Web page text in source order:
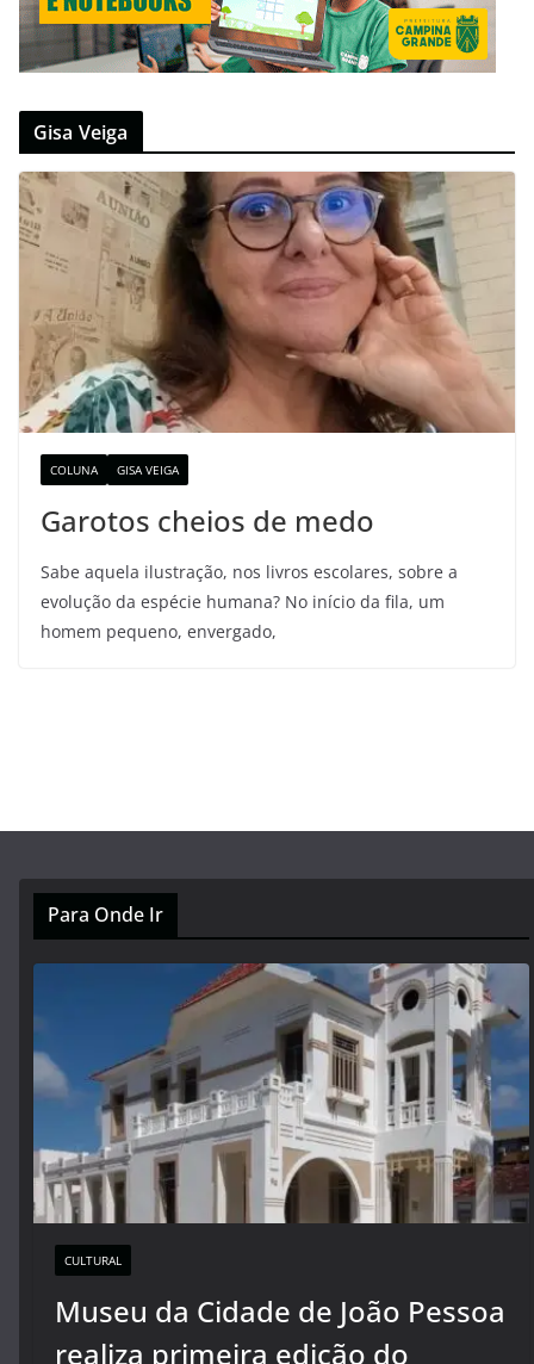
Gisa Veiga
COLUNA GISA VEIGA
Garotos cheios de medo
Sabe aquela ilustração, nos livros escolares, sobre a
evolução da espécie humana? No início da fila, um
homem pequeno, envergado,
Para Onde Ir
CULTURAL
Museu da Cidade de João Pessoa
realiza primeira edição do